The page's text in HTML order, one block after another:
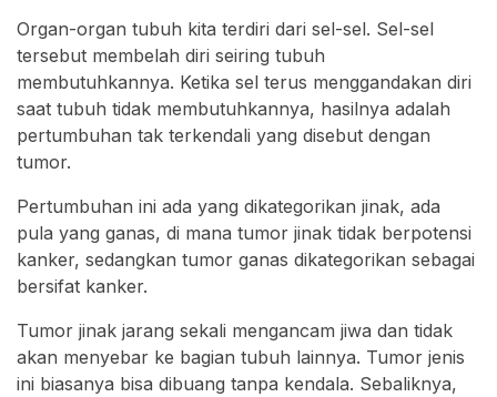
Organ-organ tubuh kita terdiri dari sel-sel. Sel-sel
tersebut membelah diri seiring tubuh
membutuhkannya. Ketika sel terus menggandakan diri
saat tubuh tidak membutuhkannya, hasilnya adalah
pertumbuhan tak terkendali yang disebut dengan
tumor.
Pertumbuhan ini ada yang dikategorikan jinak, ada
pula yang ganas, di mana tumor jinak tidak berpotensi
kanker, sedangkan tumor ganas dikategorikan sebagai
bersifat kanker.
Tumor jinak jarang sekali mengancam jiwa dan tidak
akan menyebar ke bagian tubuh lainnya. Tumor jenis
ini biasanya bisa dibuang tanpa kendala. Sebaliknya,